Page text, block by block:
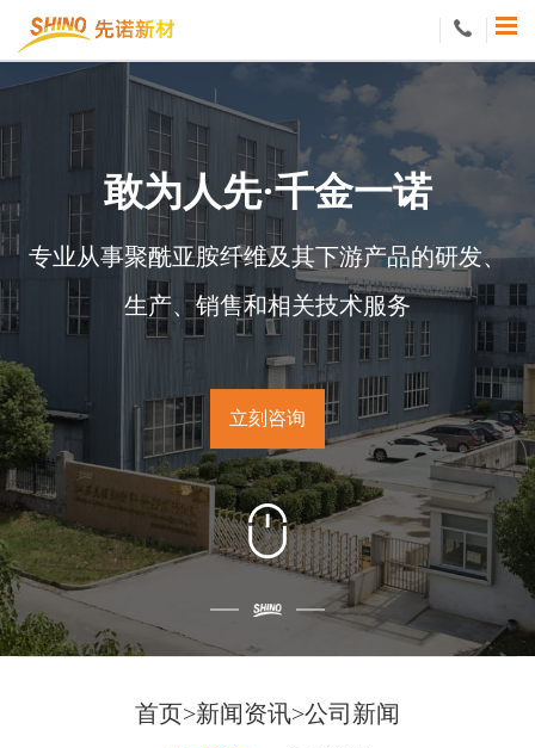
敢为人先·千金一诺
专业从事聚酰亚胺纤维及其下游产品的研发、
生产、销售和相关技术服务
立刻咨询
首页>新闻资讯>公司新闻